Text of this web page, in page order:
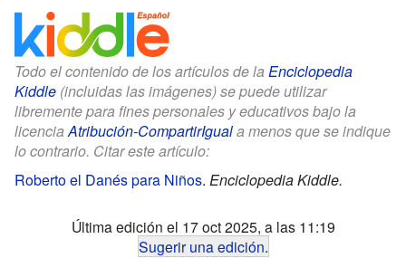
Todo el contenido de los artículos de la Enciclopedia
Kiddle (incluidas las imágenes) se puede utilizar
libremente para fines personales y educativos bajo la
licenciaAtribución-CompartirIguala menos que se indique
lo contrario. Citar este artículo:
Roberto el Danés para Niños. Enciclopedia Kiddle.
Última edición el 17 oct 2025, a las 11:19
Sugerir una edición.